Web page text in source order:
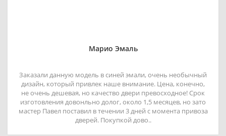
Марио Эмаль
Заказали данную модель в синей эмали, очень необычный
дизайн, который привлек наше внимание. Цена, конечно,
не очень дешевая, но качество двери превосходное! Срок
изготовления довонльно долог, около 1,5 месяцев, но зато
мастер Павел поставил в течении 3 дней с момента привоза
дверей. Покупкой дово..